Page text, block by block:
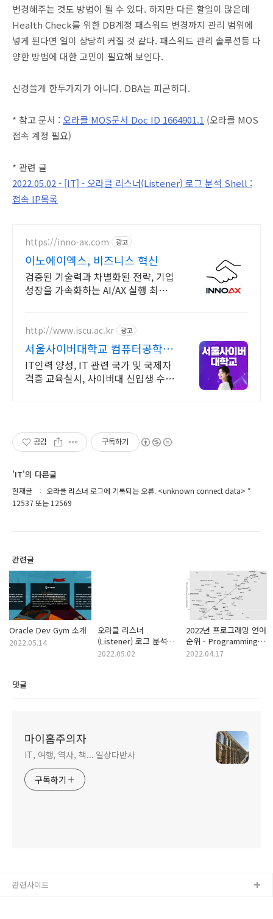
변경해주는 것도 방법이 될 수 있다. 하지만 다른 할일이 많은데
Health Check를 위한 DB계정 패스워드 변경까지 관리 범위에
넣게 된다면 일이 상당히 커질 것 같다. 패스워드 관리 솔루션등 다
양한 방법에 대한 고민이 필요해 보인다.
신경쓸게 한두가지가 아니다. DBA는 피곤하다.
* 참고 문서 : 오라클 MOS문서 Doc ID 1664901.1 (오라클 MOS
접속 계정 필요)
* 관련 글
2022.05.02 - [IT] - 오라클 리스너(Listener) 로그 분석 Shell :
접속 IP목록
https://inno-ax.com 광고
이노에이엑스, 비즈니스 혁신
검증된 기술력과 차별화된 전략, 기업
성장을 가속화하는 AI/AX 실행 최적
http://www.iscu.ac.kr 광고
서울사이버대학교 컴퓨터공학과
2026 가을학기 신편입생
IT인력 양성, IT 관련 국가 및 국제자
격증 교육실시, 사이버대 신입생 수 1
공감 구독하기
'IT'의 다른글
현재글
오라클 리스너 로그에 기록되는 오류. <unknown connect data> *
12537 또는 12569
관련글
Oracle Dev Gym 소개
2022.05.14
오라클 리스너
(Listener) 로그 분석
Shell : 접속 IP목록
2022.05.02
2022년 프로그래밍 언어
순위 - Programming
Language Ranking
2022.04.17
댓글
마이홈주의자
IT, 여행, 역사, 책... 일상다반사
구독하기
관련사이트